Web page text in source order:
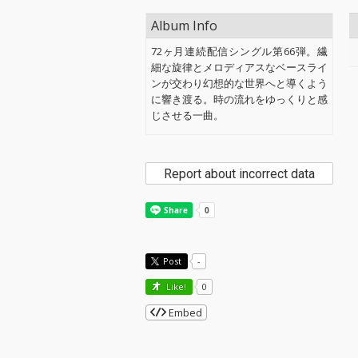
Album Info
72ヶ月連続配信シングル第66弾。繊
細な旋律とメロディアスなベースライ
ンが交わり幻想的な世界へと導くよう
に響き渡る。時の流れをゆっくりと感
じさせる一曲。
Report about incorrect data
Post -
Like! 0
Embed